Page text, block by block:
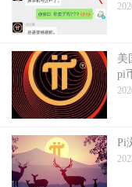
美
pi
Pi